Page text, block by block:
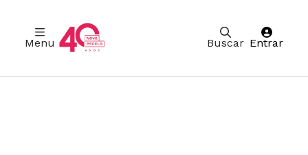
Buscar
Menu Entrar